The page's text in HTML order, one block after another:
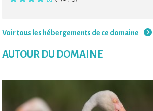
Voir tous les hébergements de ce domaine
AUTOUR DU DOMAINE